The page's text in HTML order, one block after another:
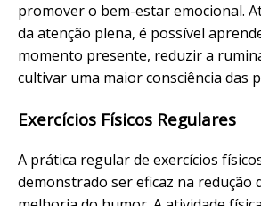
promover o bem-estar emocional.
da atenção plena, é possível
momento presente, reduzir a
cultivar uma maior consciência das
Exercícios Físicos Regulares
A prática regular de exercícios
demonstrado ser eficaz na redução